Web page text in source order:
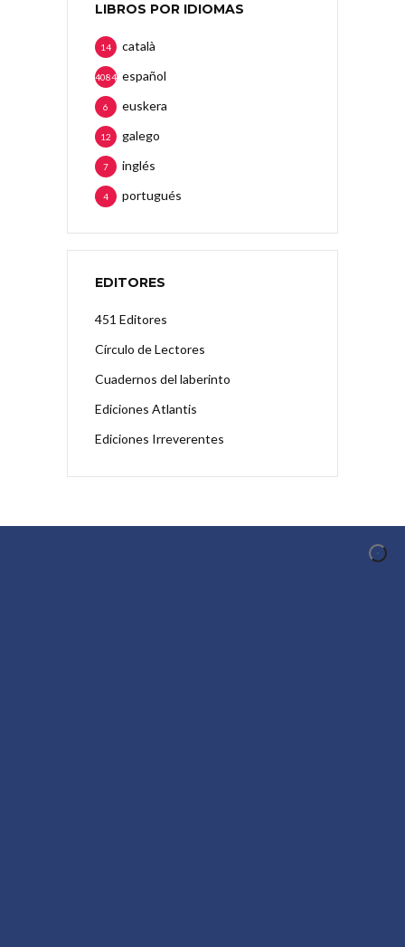
LIBROS POR IDIOMAS
català
14
español
4084
euskera
6
galego
12
inglés
7
portugués
4
EDITORES
451 Editores
Círculo de Lectores
Cuadernos del laberinto
Ediciones Atlantis
Ediciones Irreverentes